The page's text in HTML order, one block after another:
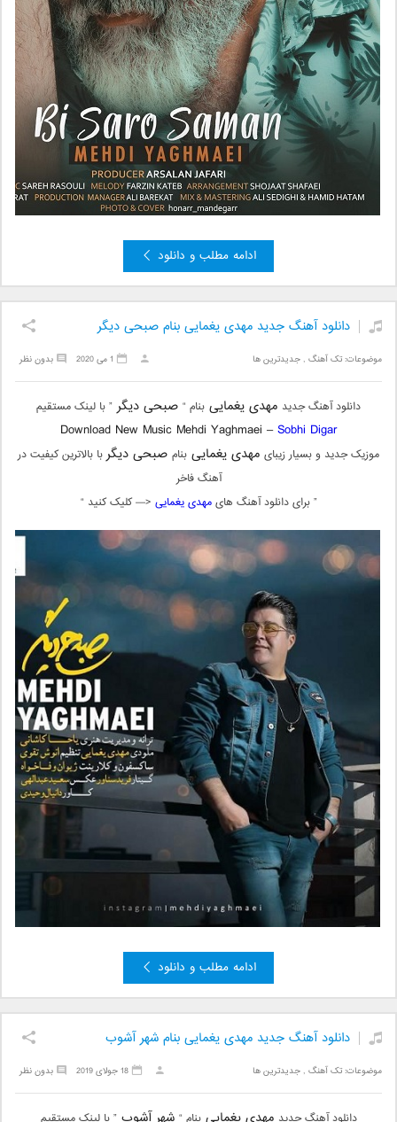
ادامه مطلب و دانلود
دانلود آهنگ جدید مهدی یغمایی بنام صبحی دیگر
موضوعات:تک آهنگ ,جدیدترین ها بدون نظر 1 می 2020
دانلود آهنگ جدید مهدی یغمایی بنام “ صبحی دیگر” با لینک مستقیم
Download New Music Mehdi Yaghmaei –Sobhi Digar
موزیک جدید و بسیار زیبای مهدی یغمایی بنام صبحی دیگربا بالاترین کیفیت در
آهنگ فاخر
” برای دانلود آهنگ هایمهدی یغمایی <— کلیک کنید “
ادامه مطلب و دانلود
دانلود آهنگ جدید مهدی یغمایی بنام شهر آشوب
موضوعات:تک آهنگ ,جدیدترین ها بدون نظر 18 جولای 2019